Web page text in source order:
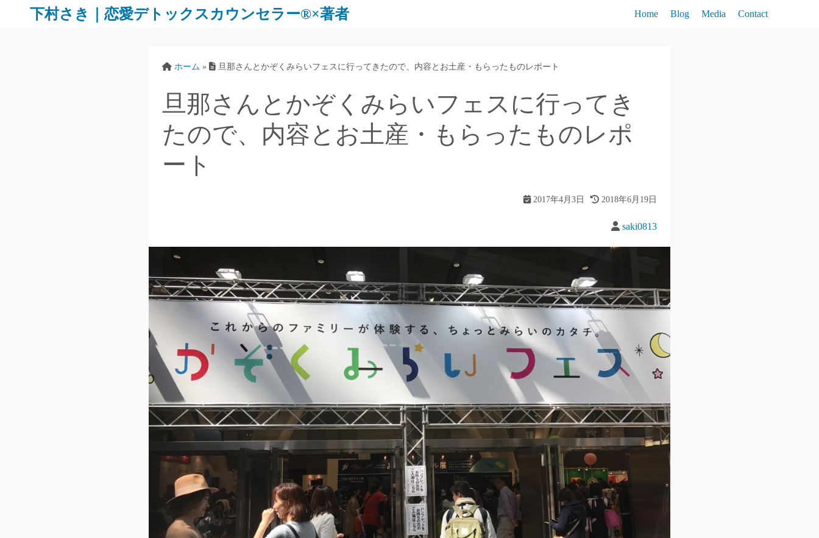
下村さき｜恋愛デトックスカウンセラー®×著者 Home Blog Media Contact
ホーム » 旦那さんとかぞくみらいフェスに行ってきたので、内容とお土産・もらったものレポート
旦那さんとかぞくみらいフェスに行ってき
たので、内容とお土産・もらったものレポ
ート
2017年4月3日 2018年6月19日
saki0813